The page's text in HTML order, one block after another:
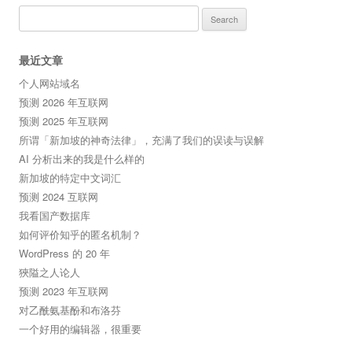
for:
最近文章
个人网站域名
预测 2026 年互联网
预测 2025 年互联网
所谓「新加坡的神奇法律」，充满了我们的误读与误解
AI 分析出来的我是什么样的
新加坡的特定中文词汇
预测 2024 互联网
我看国产数据库
如何评价知乎的匿名机制？
WordPress 的 20 年
狹隘之人论人
预测 2023 年互联网
对乙酰氨基酚和布洛芬
一个好用的编辑器，很重要